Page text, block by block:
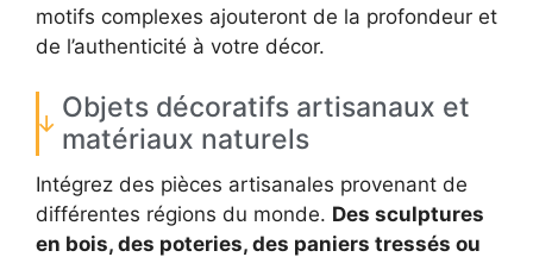
motifs complexes ajouteront de la profondeur et
de l’authenticité à votre décor.
Objets décoratifs artisanaux et
matériaux naturels
Intégrez des pièces artisanales provenant de
différentes régions du monde. Des sculptures
en bois, des poteries, des paniers tressés ou